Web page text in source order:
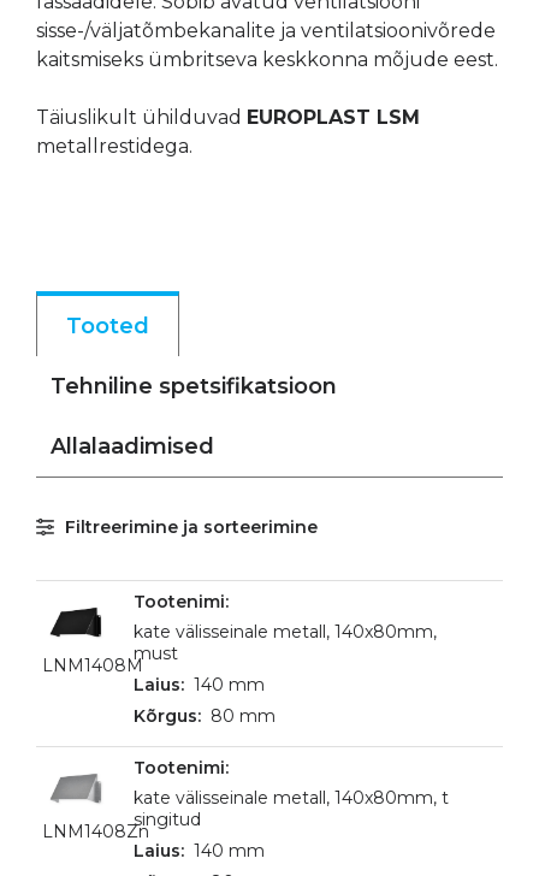
sisse-/väljatõmbekanalite ja ventilatsioonivõrede
kaitsmiseks ümbritseva keskkonna mõjude eest.
Täiuslikult ühilduvad EUROPLAST LSM
metallrestidega.
Tooted
Tehniline spetsifikatsioon
Allalaadimised
Filtreerimine ja sorteerimine
LNM1408M
kate välisseinale metall, 140x80mm,
must
140 mm
80 mm
LNM1408Zn
kate välisseinale metall, 140x80mm, t
singitud
140 mm